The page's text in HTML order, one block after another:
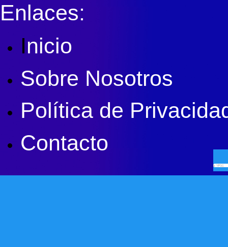
Enlaces:
Inicio
Sobre Nosotros
Política de
Contacto